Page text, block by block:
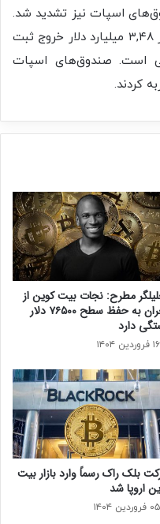
اسپات نیز تشدید شد.
ETFهای اسپات بیت‌ کوین در نوامبر ‌۳,۴۸ میلیارد دلار خروج ثبت
است. صندوق‌های اسپات
مطرح: نجات بیت‌ کوین از
بحران به حفظ سطح ۷۶۵۰۰ دلار
دارد
۱۶ فروردین ۱۴۰۴
بلک راک رسماً وارد بازار بیت
اروپا شد
۰۵ فروردین ۱۴۰۴